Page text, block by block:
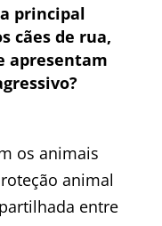
principal
cães de rua,
apresentam
os animais
animal
entre